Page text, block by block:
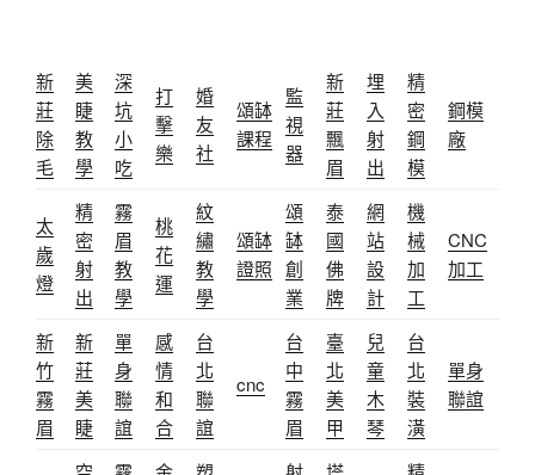
新
莊
除
毛
美
睫
教
學
深
坑
小
吃
打
擊
樂
婚
友
社
頌缽
課程
監
視
器
新
莊
飄
眉
埋
入
射
出
精
密
鋼
模
鋼模
廠
太
歲
燈
精
密
射
出
霧
眉
教
學
桃
花
運
紋
繡
教
學
頌缽
證照
頌
缽
創
業
泰
國
佛
牌
網
站
設
計
機
械
加
工
CNC
加工
新
竹
霧
眉
新
莊
美
睫
單
身
聯
誼
感
情
和
合
台
北
聯
誼
cnc
台
中
霧
眉
臺
北
美
甲
兒
童
木
琴
台
北
裝
潢
單身
聯誼